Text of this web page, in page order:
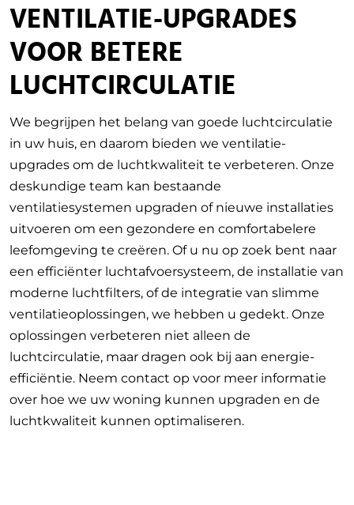
VENTILATIE-UPGRADES
VOOR BETERE
LUCHTCIRCULATIE
We begrijpen het belang van goede luchtcirculatie
in uw huis, en daarom bieden we ventilatie-
upgrades om de luchtkwaliteit te verbeteren. Onze
deskundige team kan bestaande
ventilatiesystemen upgraden of nieuwe installaties
uitvoeren om een gezondere en comfortabelere
leefomgeving te creëren. Of u nu op zoek bent naar
een efficiënter luchtafvoersysteem, de installatie van
moderne luchtfilters, of de integratie van slimme
ventilatieoplossingen, we hebben u gedekt. Onze
oplossingen verbeteren niet alleen de
luchtcirculatie, maar dragen ook bij aan energie-
efficiëntie. Neem contact op voor meer informatie
over hoe we uw woning kunnen upgraden en de
luchtkwaliteit kunnen optimaliseren.